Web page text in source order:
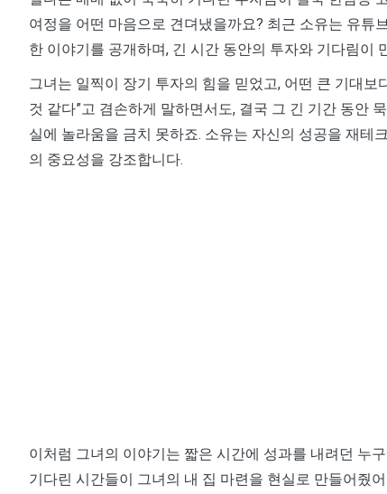
여정을 어떤 마음으로 견뎌냈을까요? 최근 소유는 유튜
한 이야기를 공개하며, 긴 시간 동안의 투자와 기다림이
그녀는 일찍이 장기 투자의 힘을 믿었고, 어떤 큰 기대
것 같다”고 겸손하게 말하면서도, 결국 그 긴 기간 동안
실에 놀라움을 금치 못하죠. 소유는 자신의 성공을 재테
의 중요성을 강조합니다.
이처럼 그녀의 이야기는 짧은 시간에 성과를 내려던 누
기다린 시간들이 그녀의 내 집 마련을 현실로 만들어줬